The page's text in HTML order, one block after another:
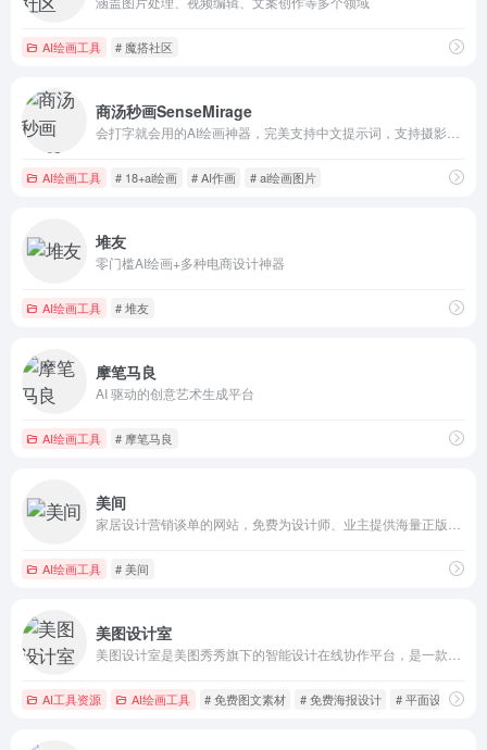
AI绘画工具 # 魔搭社区
商汤秒画SenseMirage
AI绘画工具 # 18+ai绘画 # AI作画 # ai绘画图片
堆友
零门槛AI绘画+多种电商设计神器
AI绘画工具 # 堆友
摩笔马良
AI 驱动的创意艺术生成平台
AI绘画工具 # 摩笔马良
美间
AI绘画工具 # 美间
美图设计室
AI工具资源 AI绘画工具 # 免费图文素材 # 免费海报设计 # 平面设计制作